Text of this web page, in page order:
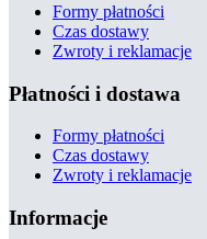
Formy płatności
Czas dostawy
Zwroty i reklamacje
Płatności i dostawa
Formy płatności
Czas dostawy
Zwroty i reklamacje
Informacje